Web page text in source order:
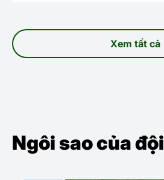
Xem tất cả
Ngôi sao của đội